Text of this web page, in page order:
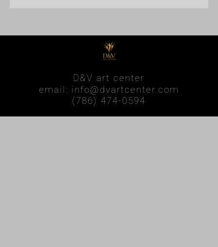
D&V art center
email: info@dvartcenter.com
(786) 474-0594